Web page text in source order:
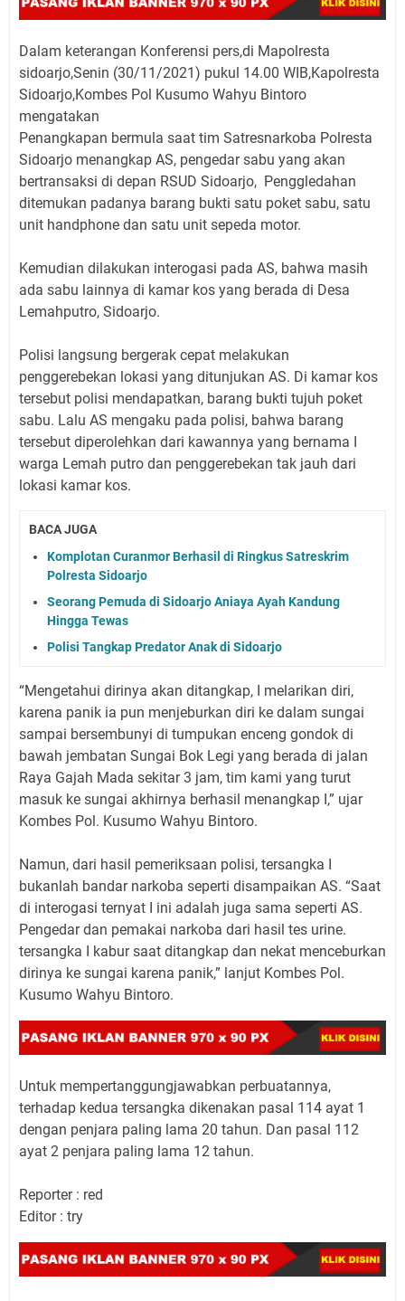
Dalam keterangan Konferensi pers,di Mapolresta
sidoarjo,Senin (30/11/2021) pukul 14.00 WIB,Kapolresta
Sidoarjo,Kombes Pol Kusumo Wahyu Bintoro
mengatakan
Penangkapan bermula saat tim Satresnarkoba Polresta
Sidoarjo menangkap AS, pengedar sabu yang akan
bertransaksi di depan RSUD Sidoarjo, Penggledahan
ditemukan padanya barang bukti satu poket sabu, satu
unit handphone dan satu unit sepeda motor.
Kemudian dilakukan interogasi pada AS, bahwa masih
ada sabu lainnya di kamar kos yang berada di Desa
Lemahputro, Sidoarjo.
Polisi langsung bergerak cepat melakukan
penggerebekan lokasi yang ditunjukan AS. Di kamar kos
tersebut polisi mendapatkan, barang bukti tujuh poket
sabu. Lalu AS mengaku pada polisi, bahwa barang
tersebut diperolehkan dari kawannya yang bernama I
warga Lemah putro dan penggerebekan tak jauh dari
lokasi kamar kos.
BACA JUGA
Komplotan Curanmor Berhasil di Ringkus Satreskrim
Polresta Sidoarjo
Seorang Pemuda di Sidoarjo Aniaya Ayah Kandung
Hingga Tewas
Polisi Tangkap Predator Anak di Sidoarjo
“Mengetahui dirinya akan ditangkap, I melarikan diri,
karena panik ia pun menjeburkan diri ke dalam sungai
sampai bersembunyi di tumpukan enceng gondok di
bawah jembatan Sungai Bok Legi yang berada di jalan
Raya Gajah Mada sekitar 3 jam, tim kami yang turut
masuk ke sungai akhirnya berhasil menangkap I,” ujar
Kombes Pol. Kusumo Wahyu Bintoro.
Namun, dari hasil pemeriksaan polisi, tersangka I
bukanlah bandar narkoba seperti disampaikan AS. “Saat
di interogasi ternyat I ini adalah juga sama seperti AS.
Pengedar dan pemakai narkoba dari hasil tes urine.
tersangka I kabur saat ditangkap dan nekat menceburkan
dirinya ke sungai karena panik,” lanjut Kombes Pol.
Kusumo Wahyu Bintoro.
Untuk mempertanggungjawabkan perbuatannya,
terhadap kedua tersangka dikenakan pasal 114 ayat 1
dengan penjara paling lama 20 tahun. Dan pasal 112
ayat 2 penjara paling lama 12 tahun.
Reporter : red
Editor : try